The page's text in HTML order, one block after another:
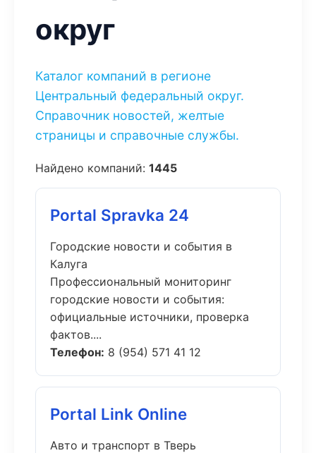
округ
Каталог компаний в регионе
Центральный федеральный округ.
Справочник новостей, желтые
страницы и справочные службы.
Найдено компаний: 1445
Portal Spravka 24
Городские новости и события в
Калуга
Профессиональный мониторинг
городские новости и события:
официальные источники, проверка
фактов....
Телефон: 8 (954) 571 41 12
Portal Link Online
Авто и транспорт в Тверь